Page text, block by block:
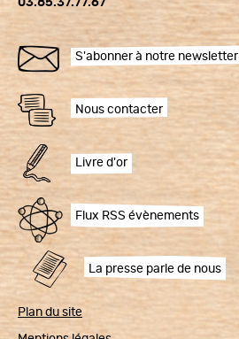
03.85.37.77.67
S'abonner à notre newsletter
Nous contacter
Livre d'or
Flux RSS évènements
La presse parle de nous
Plan du site